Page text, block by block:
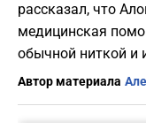
рассказал, что
медицинская
обычной ниткой и
Автор материала